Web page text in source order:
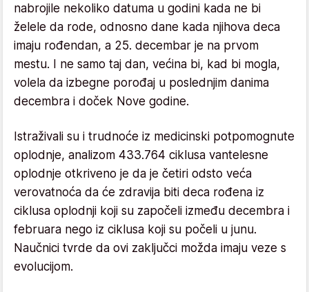
nabrojile nekoliko datuma u godini kada ne bi
želele da rode, odnosno dane kada njihova deca
imaju rođendan, a 25. decembar je na prvom
mestu. I ne samo taj dan, većina bi, kad bi mogla,
volela da izbegne porođaj u poslednjim danima
decembra i doček Nove godine.
Istraživali su i trudnoće iz medicinski potpomognute
oplodnje, analizom 433.764 ciklusa vantelesne
oplodnje otkriveno je da je četiri odsto veća
verovatnoća da će zdravija biti deca rođena iz
ciklusa oplodnji koji su započeli između decembra i
februara nego iz ciklusa koji su počeli u junu.
Naučnici tvrde da ovi zaključci možda imaju veze s
evolucijom.